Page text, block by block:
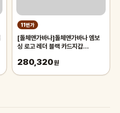
11번가
[돌체앤가바나]돌체앤가바나 엠보
싱 로고 레더 블랙 카드지갑
280,320원